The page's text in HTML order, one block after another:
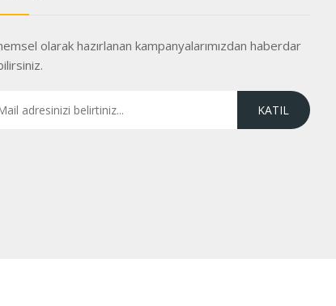
olarak hazırlanan kampanyalarımızdan haberdar